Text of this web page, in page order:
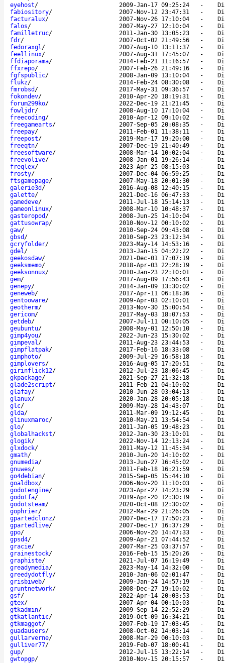
eyehost/ 2009-Jan-17 09:25:24 -
fabiository/ 2007-Nov-12 23:47:31 -
facturalux/ 2007-Nov-26 17:10:04 -
falos/ 2007-May-27 12:10:04 -
familletruc/ 2011-Jan-30 13:05:23 -
fdr/ 2007-Oct-02 21:49:56 -
fedoraxgl/ 2007-Aug-10 13:11:37 -
feellinux/ 2007-Aug-31 17:45:07 -
ffdiaporama/ 2014-Feb-21 11:16:57 -
ffxrepo/ 2007-Feb-26 21:49:16 -
fgfspublic/ 2008-Jan-09 13:10:04 -
flukz/ 2014-Feb-24 08:30:08 -
fmrobsd / 2017-May-31 09:36:57 -
fokondev/ 2010-Apr-20 18:19:31 -
forum299ko/ 2022-Dec-19 21:21:45 -
fowljdr/ 2008-Aug-10 17:10:04 -
freecoding/ 2010-Apr-12 09:10:02 -
freegamearts/ 2007-Sep-05 20:08:35 -
freepay/ 2011-Feb-01 11:38:11 -
freepost/ 2019-Mar-17 19:20:00 -
freeqtn/ 2007-Dec-19 21:40:49 -
freesoftware/ 2008-Mar-14 10:02:04 -
freevolive/ 2008-Jan-01 19:26:14 -
freqlex/ 2023-Apr-25 08:15:03 -
frosty/ 2007-Dec-04 06:59:25 -
ftsgamepage/ 2007-May-18 20:01:30 -
galerie3d / 2016-Aug-08 12:40:15 -
galette/ 2021-Dec-16 06:47:33 -
gamedeve/ 2011-Jul-18 15:14:13 -
gameonlinux/ 2008-Mar-10 10:48:37 -
gasteropod / 2008-Jun-25 14:10:04 -
gattusowrap/ 2010-Nov-12 00:10:02 -
gaw/ 2010-Sep-24 09:43:08 -
gbsd / 2010-Sep-23 23:12:34 -
gcryfolder/ 2023-May-14 14:53:16 -
gdel/ 2013-Jan-15 04:22:22 -
geekosdaw/ 2021-Dec-01 17:07:19 -
geeksmemo/ 2018-Apr-03 22:28:19 -
geeksonnux/ 2010-Jan-23 22:10:01 -
gem/ 2017-Aug-09 17:56:43 -
genepy/ 2014-Jan-09 13:30:02 -
geneweb/ 2017-Apr-11 06:18:36 -
gentooware/ 2009-Apr-03 02:10:01 -
geotherm/ 2013-Nov-30 15:00:54 -
gericom/ 2017-May-03 18:07:53 -
getdeb/ 2007-Jul-11 00:10:05 -
geubuntu/ 2008-May-01 12:50:10 -
gimp4you/ 2022-Jun-23 15:30:02 -
gimpeval/ 2011-Aug-23 23:44:53 -
gimpflatpak/ 2017-Feb-16 18:33:08 -
gimphoto/ 2009-Jul-29 16:58:18 -
gimplovers/ 2016-Aug-05 17:20:51 -
girinflick12/ 2012-Jul-23 18:06:45 -
gkpackage/ 2021-Sep-27 21:32:18 -
glade2script/ 2011-Feb-21 04:10:02 -
glafay/ 2010-Jun-28 03:04:13 -
glanux/ 2020-Jan-28 20:05:18 -
glc/ 2009-May-28 14:43:07 -
glda/ 2011-Mar-09 19:12:45 -
glinuxmaroc/ 2010-May-21 13:54:54 -
glo/ 2011-Jan-05 19:48:23 -
globalhackst/ 2012-Jan-30 23:10:01 -
glogik/ 2022-Nov-14 12:13:24 -
glxdock/ 2011-May-12 11:45:34 -
gmath/ 2010-Jun-20 14:10:02 -
gnumedia/ 2013-Jun-27 16:45:02 -
gnuwes/ 2011-Feb-18 16:21:59 -
go4debian/ 2015-Sep-05 15:44:10 -
goaldbox/ 2006-Nov-20 11:10:03 -
godotengine/ 2023-Apr-27 14:23:29 -
godotfa/ 2019-Apr-20 12:30:19 -
godotsteam/ 2020-Oct-08 12:30:02 -
gophrier/ 2012-Mar-29 21:26:05 -
gpartedclonz/ 2007-Dec-17 17:50:23 -
gpartedlive/ 2007-Dec-17 16:37:29 -
gpo/ 2006-Nov-20 14:47:33 -
gpsd4/ 2009-Apr-21 07:44:52 -
gracie/ 2007-Mar-25 03:37:57 -
grainestock/ 2016-Feb-15 15:20:26 -
graphiste/ 2021-Jul-07 16:19:49 -
greadymedia/ 2023-May-14 14:32:00 -
greedydotfly/ 2010-Jan-06 02:01:47 -
grisbiweb/ 2009-Jan-24 14:57:19 -
gruntnetwork/ 2008-Dec-27 19:10:02 -
gsf/ 2022-Apr-14 20:03:53 -
gtex/ 2007-Apr-04 00:10:03 -
gtkadmin/ 2009-Sep-14 22:52:29 -
gtkatlantic/ 2019-Oct-09 16:34:21 -
gtkmaggot/ 2007-Feb-19 17:03:45 -
guadausers/ 2008-Oct-02 14:03:14 -
gullarverne/ 2008-Mar-29 00:10:03 -
gulliver77/ 2019-Feb-07 18:00:41 -
gup/ 2012-Jul-15 13:22:14 -
gwtopgp/ 2010-Nov-15 20:15:57 -